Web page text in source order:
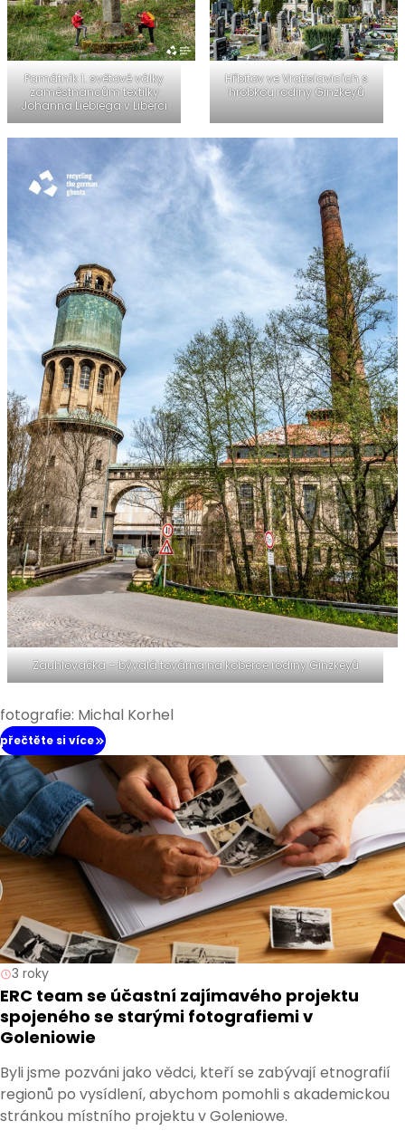
Památník 1. světové války
zaměstnancům textilky
Johanna Liebiega v Liberci
Hřbitov ve Vratislavicích s
hrobkou rodiny Ginzkeyů
Zauhlovačka – bývalá továrna na koberce rodiny Ginzkeyů
fotografie: Michal Korhel
přečtěte si více
3 roky
ERC team se účastní zajímavého projektu
spojeného se starými fotografiemi v
Goleniowie
Byli jsme pozváni jako vědci, kteří se zabývají etnografií
regionů po vysídlení, abychom pomohli s akademickou
stránkou místního projektu v Goleniowe.